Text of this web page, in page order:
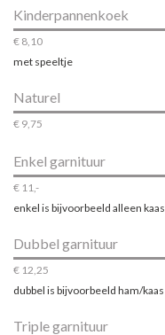
Kinderpannenkoek
€ 8,10
met speeltje
Naturel
€ 9,75
Enkel garnituur
€ 11,-
enkel is bijvoorbeeld alleen kaas
Dubbel garnituur
€ 12,25
dubbel is bijvoorbeeld ham/kaas
Triple garnituur